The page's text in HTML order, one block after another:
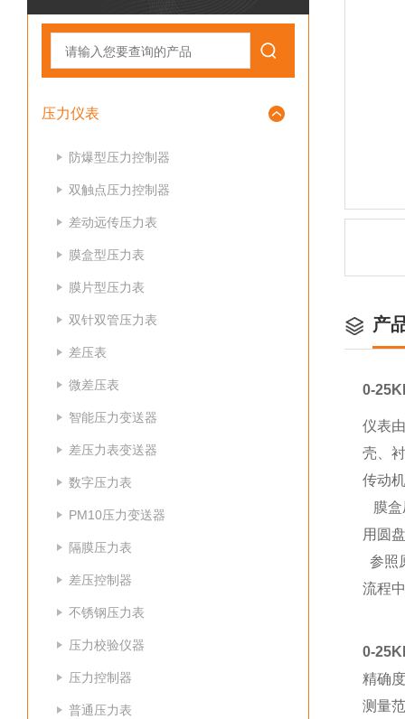
压力仪表
防爆型压力控制器
双触点压力控制器
差动远传压力表
膜盒型压力表
膜片型压力表
双针双管压力表
差压表
微差压表
智能压力变送器
差压力表变送器
数字压力表
PM10压力变送器
隔膜压力表
差压控制器
不锈钢压力表
压力校验仪器
压力控制器
普通压力表
产
0-
仪表
壳、
传动
膜盒
用圆
参照
流程
0-
精确
测量